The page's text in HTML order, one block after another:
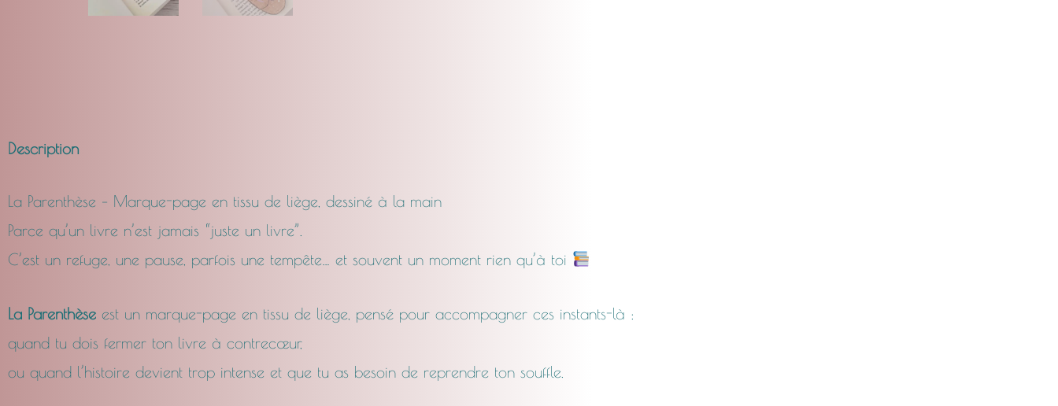
Description
La Parenthèse – Marque-page en tissu de liège, dessiné à la main
Parce qu’un livre n’est jamais “juste un livre”.
C’est un refuge, une pause, parfois une tempête… et souvent un moment rien qu’à toi
La Parenthèse est un marque-page en tissu de liège, pensé pour accompagner ces instants-là :
quand tu dois fermer ton livre à contrecœur,
ou quand l’histoire devient trop intense et que tu as besoin de reprendre ton souffle.